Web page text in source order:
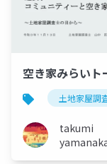
空き家みらいト
土地家屋調
takumi